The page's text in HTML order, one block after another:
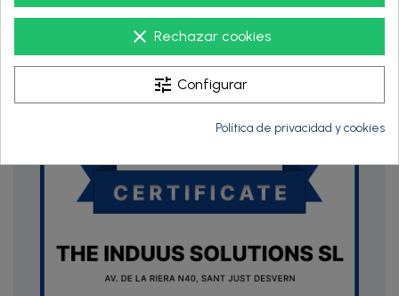
clear Rechazar cookies
tune Configurar
Política de privacidad y cookies